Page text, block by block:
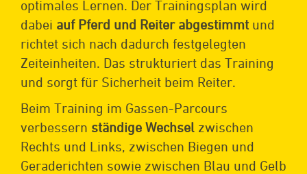
optimales Lernen. Der Trainingsplan wird
dabei auf Pferd und Reiter abgestimmt und
richtet sich nach dadurch festgelegten
Zeiteinheiten. Das strukturiert das Training
und sorgt für Sicherheit beim Reiter.
Beim Training im Gassen-Parcours
verbessern ständige Wechsel zwischen
Rechts und Links, zwischen Biegen und
Geraderichten sowie zwischen Blau und Gelb